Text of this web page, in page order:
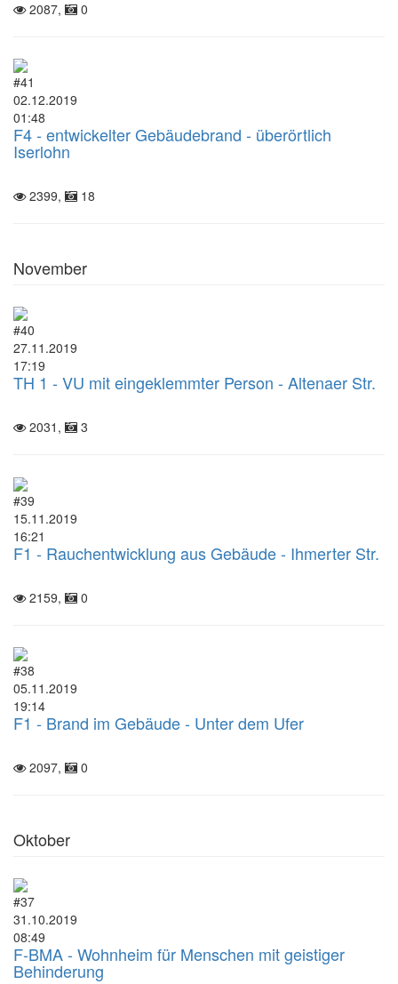
2087, 0
#41
02.12.2019
01:48
F4 - entwickelter Gebäudebrand - überörtlich
Iserlohn
2399, 18
November
#40
27.11.2019
17:19
TH 1 - VU mit eingeklemmter Person - Altenaer Str.
2031, 3
#39
15.11.2019
16:21
F1 - Rauchentwicklung aus Gebäude - Ihmerter Str.
2159, 0
#38
05.11.2019
19:14
F1 - Brand im Gebäude - Unter dem Ufer
2097, 0
Oktober
#37
31.10.2019
08:49
F-BMA - Wohnheim für Menschen mit geistiger
Behinderung